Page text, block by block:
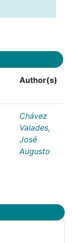
Author(s)
Chávez
Valades,
José
Augusto